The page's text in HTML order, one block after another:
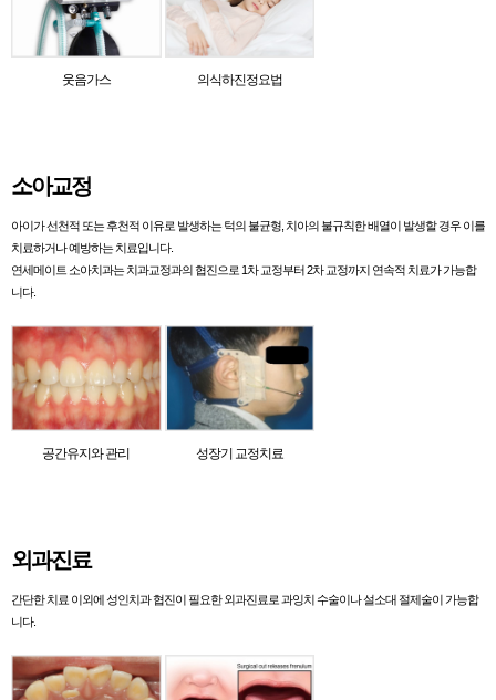
웃음가스 의식하진정요법
소아교정
아이가 선천적 또는 후천적 이유로 발생하는 턱의 불균형, 치아의 불규칙한 배열이 발생할 경우 이를
치료하거나 예방하는 치료입니다.
연세메이트 소아치과는 치과교정과의 협진으로 1차 교정부터 2차 교정까지 연속적 치료가 가능합
니다.
공간유지와 관리 성장기 교정치료
외과진료
간단한 치료 이외에 성인치과 협진이 필요한 외과진료로 과잉치 수술이나 설소대 절제술이 가능합
니다.